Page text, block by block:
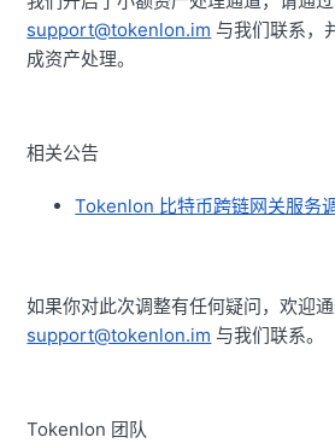
support@tokenlon.im 与我们联系，
成资产处理。
相关公告
Tokenlon 比特币跨链网关服务
如果你对此次调整有任何疑问，欢迎
support@tokenlon.im 与我们联系。
Tokenlon 团队